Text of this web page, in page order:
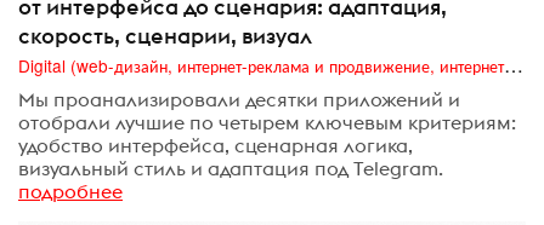
от интерфейса до сценария: адаптация,
скорость, сценарии, визуал
Digital (web-дизайн, интернет-реклама и продвижение, интернет-сообщества и блоги, интернет-коммуникации, мобильный маркетинг, реклама на цифровых экранах)
Мы проанализировали десятки приложений и
отобрали лучшие по четырем ключевым критериям:
удобство интерфейса, сценарная логика,
визуальный стиль и адаптация под Telegram.
подробнее